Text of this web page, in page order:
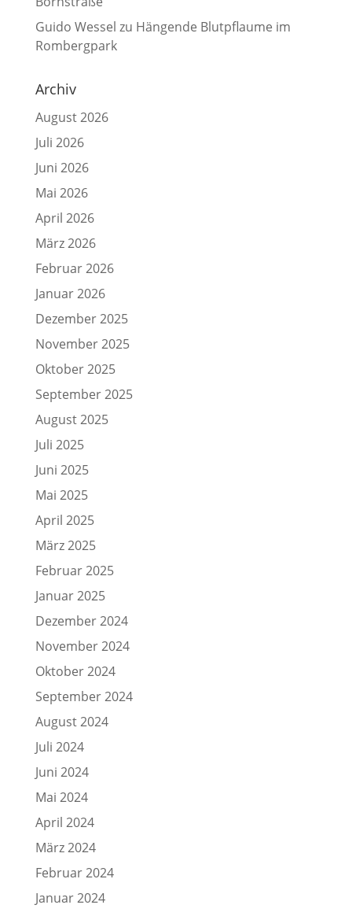
Guido Wessel zu Hängende Blutpflaume im
Rombergpark
Archiv
August 2026
Juli 2026
Juni 2026
Mai 2026
April 2026
März 2026
Februar 2026
Januar 2026
Dezember 2025
November 2025
Oktober 2025
September 2025
August 2025
Juli 2025
Juni 2025
Mai 2025
April 2025
März 2025
Februar 2025
Januar 2025
Dezember 2024
November 2024
Oktober 2024
September 2024
August 2024
Juli 2024
Juni 2024
Mai 2024
April 2024
März 2024
Februar 2024
Januar 2024